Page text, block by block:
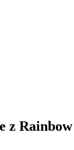
z Rainbow